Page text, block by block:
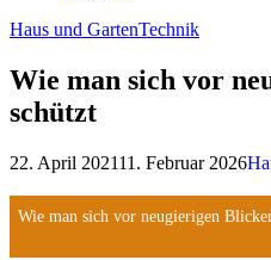
Haus und GartenTechnik
Wie man sich vor
schützt
22. April 202111. Februar 2026
Wie man sich vor neugierigen